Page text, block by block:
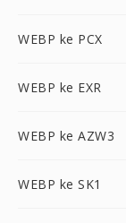
WEBP ke PCX
WEBP ke EXR
WEBP ke AZW3
WEBP ke SK1